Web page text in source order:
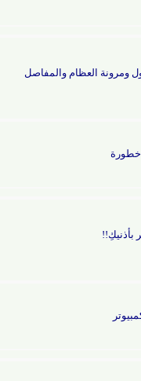
العظام والمفاصل